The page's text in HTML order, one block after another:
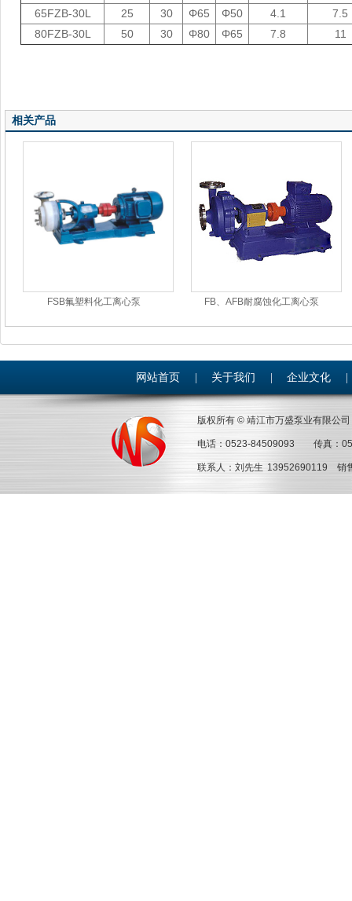
65FZB-30L
25 30 Φ65 Φ50 4.1
7.5
80FZB-30L
50 30 Φ80 Φ65 7.8 11
相关产品
FSB氟塑料化工离心泵 FB、AFB耐腐蚀化工离心泵
网站首页 关于我们 企业文化
版权所有 © 靖江市万盛泵业有限公
电话：0523-84509093 传真：
联系人：刘先生 13952690119 销